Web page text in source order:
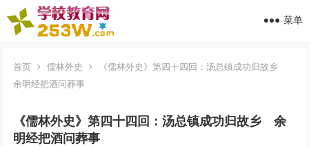
菜单
首页 儒林外史
《儒林外史》第四十四回：汤总镇成功归故乡
余明经把酒问葬事
《儒林外史》第四十四回：汤总镇成功归故乡 余
明经把酒问葬事